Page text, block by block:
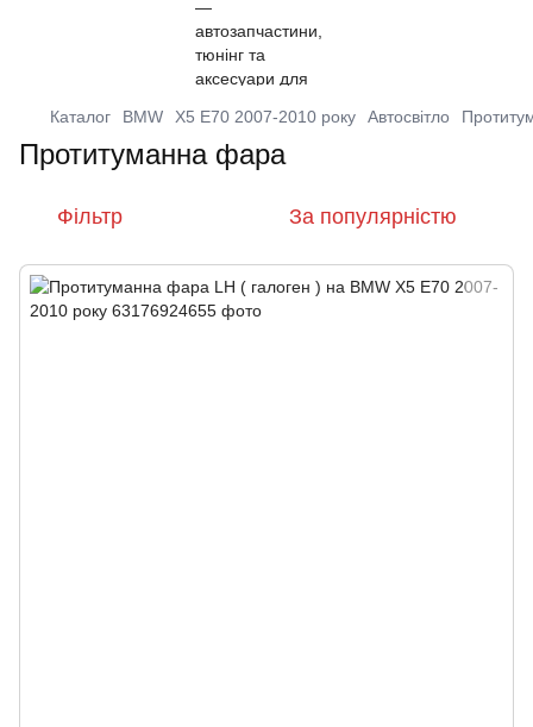
Каталог BMW X5 E70 2007-2010 року Автосвітло
Протитуманна фара
Фільтр За популярністю